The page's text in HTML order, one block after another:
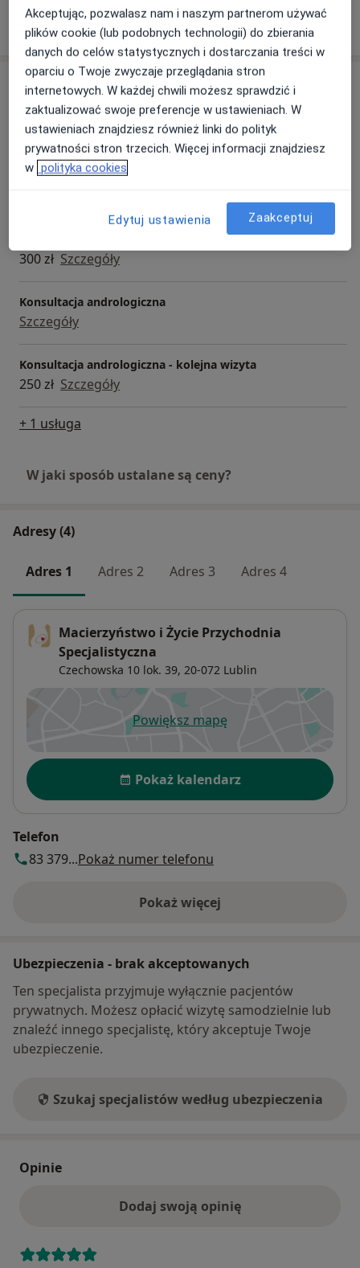
Usługi i ceny
Konsultacja endokrynologiczna
Od 250 zł Szczegóły
Konsultacja endokrynologiczna (kolejna wizyta)
Konsultacja endokrynologiczna (pierwsza wizyta)
300 zł Szczegóły
Konsultacja andrologiczna
Szczegóły
Konsultacja andrologiczna - kolejna wizyta
250 zł Szczegóły
+ 1 usługa
W jaki sposób ustalane są ceny?
Adresy (4)
Adres 1 Adres 2 Adres 3 Adres 4
Macierzyństwo i Życie Przychodnia
Specjalistyczna
Czechowska 10 lok. 39, 20-072 Lublin
Powiększ mapęotwiera się w nowej karcie
Dostępność
Pokaż kalendarz
Telefon
83 379...Pokaż numer telefonu
Pokaż więcej
o adresie
Ubezpieczenia - brak akceptowanych
Ten specjalista przyjmuje wyłącznie pacjentów
prywatnych. Możesz opłacić wizytę samodzielnie lub
znaleźć innego specjalistę, który akceptuje Twoje
ubezpieczenie.
Szukaj specjalistów według ubezpieczenia
Opinie
Dodaj swoją opinię
Akceptując, pozwalasz nam i naszym partnerom używać
plików cookie (lub podobnych technologii) do zbierania
danych do celów statystycznych i dostarczania treści w
oparciu o Twoje zwyczaje przeglądania stron
internetowych. W każdej chwili możesz sprawdzić i
zaktualizować swoje preferencje w ustawieniach. W
ustawieniach znajdziesz również linki do polityk
prywatności stron trzecich. Więcej informacji znajdziesz
w polityka cookies
Edytuj ustawienia Zaakceptuj